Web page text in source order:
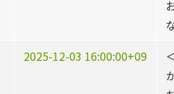
2025-12-03 16:00:00+09